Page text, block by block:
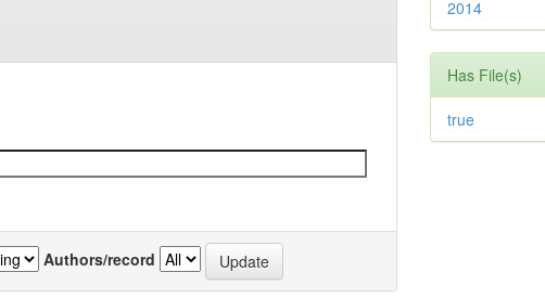
Authors/record
2014
Has File(s)
true